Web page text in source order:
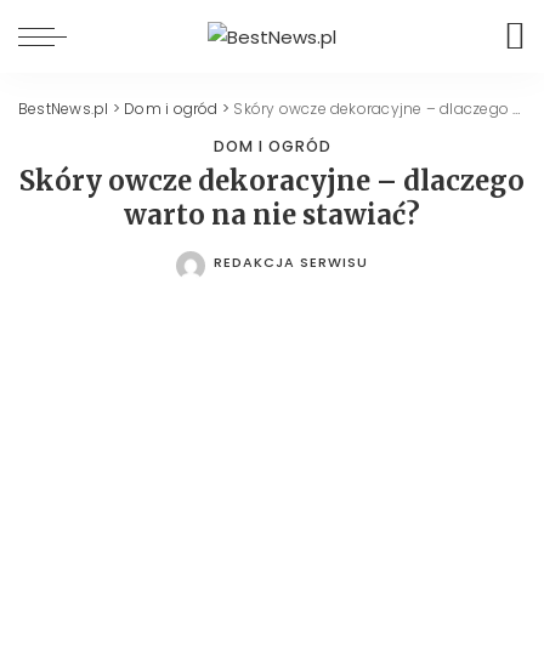
BestNews.pl > Dom i ogród > Skóry owcze dekoracyjne – dlaczego warto na nie stawiać?
DOM I OGRÓD
Skóry owcze dekoracyjne – dlaczego
warto na nie stawiać?
POSTED
REDAKCJA SERWISU